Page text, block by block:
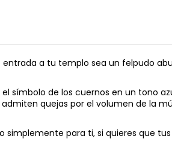
a tu templo sea un felpudo
símbolo de los cuernos en un tono
quejas por el volumen de la
para ti, si quieres que